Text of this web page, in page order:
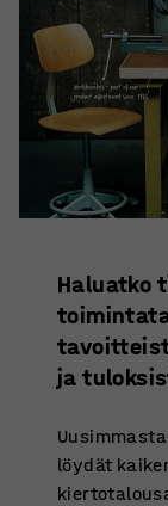
Haluatko
ja
löydät